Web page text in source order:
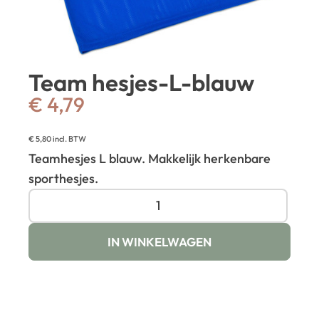
Team hesjes-L-blauw
€ 4,79
€5,80incl. BTW
Teamhesjes L blauw. Makkelijk herkenbare
sporthesjes.
IN WINKELWAGEN